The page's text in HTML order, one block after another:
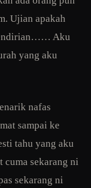
Ujian apakah
Aku
yang aku
nafas
sampai ke
tahu yang aku
cuma sekarang ni
sekarang ni